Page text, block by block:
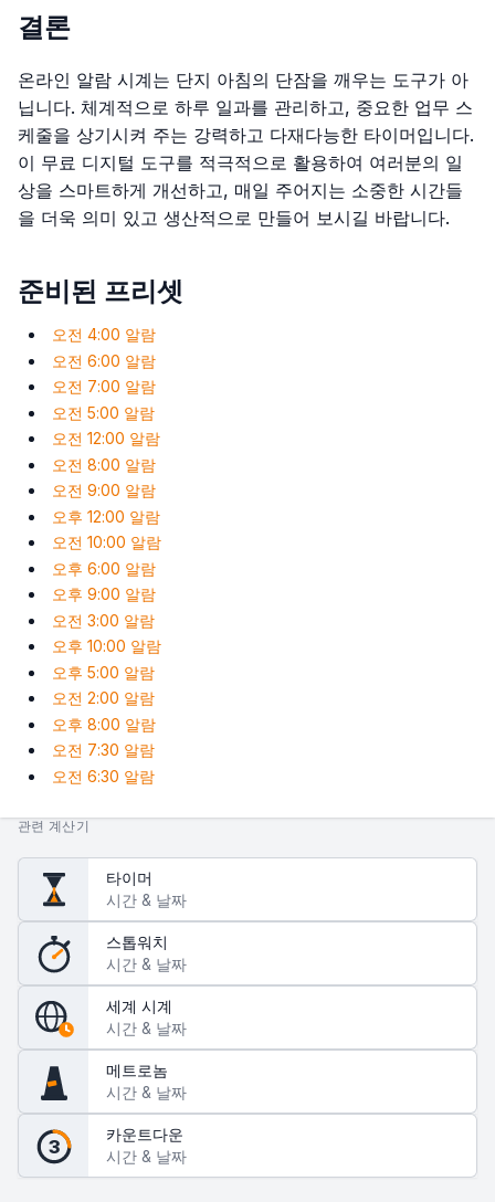
결론
온라인 알람 시계는 단지 아침의 단잠을 깨우는 도구가 아
닙니다. 체계적으로 하루 일과를 관리하고, 중요한 업무 스
케줄을 상기시켜 주는 강력하고 다재다능한 타이머입니다.
이 무료 디지털 도구를 적극적으로 활용하여 여러분의 일
상을 스마트하게 개선하고, 매일 주어지는 소중한 시간들
을 더욱 의미 있고 생산적으로 만들어 보시길 바랍니다.
준비된 프리셋
오전 4:00 알람
오전 6:00 알람
오전 7:00 알람
오전 5:00 알람
오전 12:00 알람
오전 8:00 알람
오전 9:00 알람
오후 12:00 알람
오전 10:00 알람
오후 6:00 알람
오후 9:00 알람
오전 3:00 알람
오후 10:00 알람
오후 5:00 알람
오전 2:00 알람
오후 8:00 알람
오전 7:30 알람
오전 6:30 알람
관련 계산기
타이머
시간 & 날짜
스톱워치
시간 & 날짜
세계 시계
시간 & 날짜
메트로놈
시간 & 날짜
3
카운트다운
시간 & 날짜